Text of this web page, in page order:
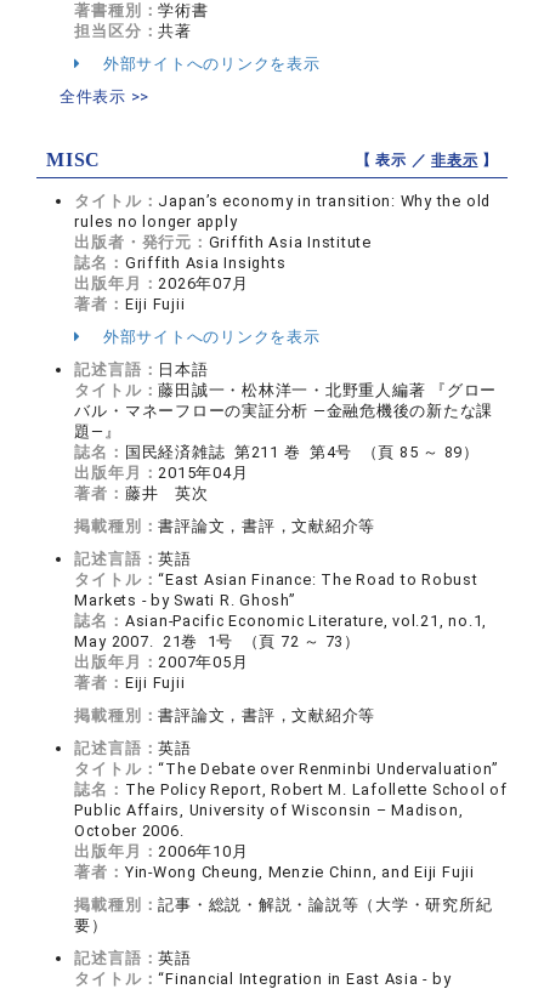
著書種別：学術書
担当区分：共著
外部サイトへのリンクを表示
全件表示 >>
MISC 【 表示 ／非表示 】
タイトル： Japan’s economy in transition: Why the old
rules no longer apply
出版者・発行元： Griffith Asia Institute
誌名： Griffith Asia Insights
出版年月：2026年07月
著者： Eiji Fujii
外部サイトへのリンクを表示
記述言語： 日本語
タイトル：藤田誠一・松林洋一・北野重人編著 『グロー
バル・マネーフローの実証分析 ―金融危機後の新たな課
題―』
誌名： 国民経済雑誌 第211 巻 第4号 （頁 85 ～ 89）
出版年月：2015年04月
著者： 藤井 英次
掲載種別：書評論文，書評，文献紹介等
記述言語：英語
タイトル：“East Asian Finance: The Road to Robust
Markets - by Swati R. Ghosh”
誌名： Asian-Pacific Economic Literature, vol.21, no.1,
May 2007. 21巻 1号 （頁 72 ～ 73）
出版年月：2007年05月
著者： Eiji Fujii
掲載種別：書評論文，書評，文献紹介等
記述言語：英語
タイトル：“The Debate over Renminbi Undervaluation”
誌名： The Policy Report, Robert M. Lafollette School of
Public Affairs, University of Wisconsin – Madison,
October 2006.
出版年月：2006年10月
著者： Yin-Wong Cheung, Menzie Chinn, and Eiji Fujii
掲載種別：記事・総説・解説・論説等（大学・研究所紀
要）
記述言語：英語
タイトル：“Financial Integration in East Asia - by